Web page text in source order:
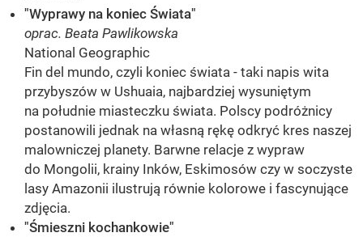
"Wyprawy na koniec Świata"
oprac. Beata Pawlikowska
National Geographic
Fin del mundo, czyli koniec świata - taki napis wita
przybyszów w Ushuaia, najbardziej wysuniętym
na południe miasteczku świata. Polscy podróżnicy
postanowili jednak na własną rękę odkryć kres naszej
malowniczej planety. Barwne relacje z wypraw
do Mongolii, krainy Inków, Eskimosów czy w soczyste
lasy Amazonii ilustrują równie kolorowe i fascynujące
zdjęcia.
"Śmieszni kochankowie"